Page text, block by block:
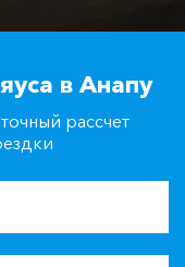
в Анапу
рассчет